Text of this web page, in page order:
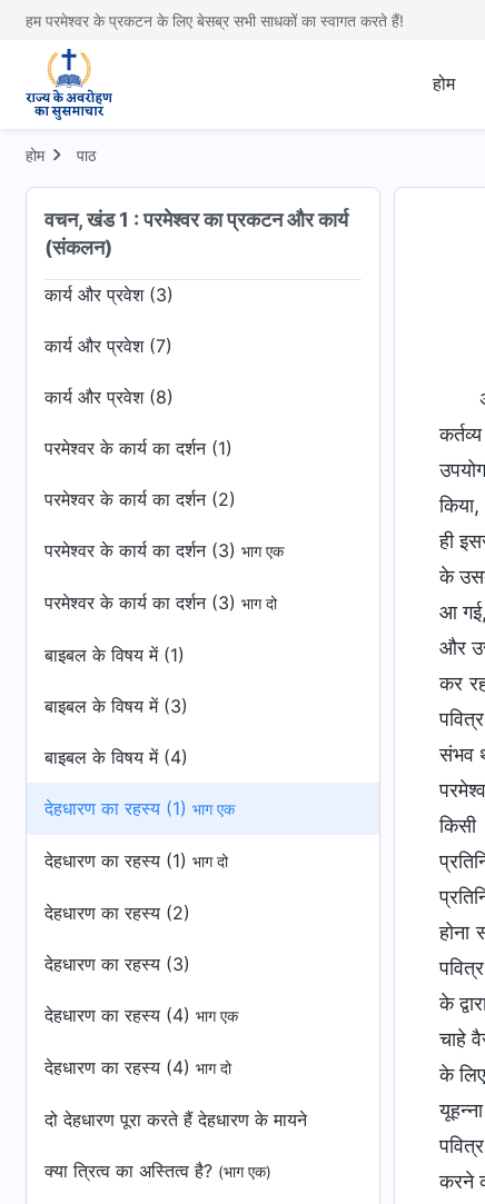
हम परमेश्वर के प्रकटन के लिए बेसब्र सभी साधकों का स्वागत करते हैं!
होम
होम पाठ
वचन, खंड 1 : परमेश्वर का प्रकटन और कार्य
(संकलन)
अपरिवर्तित स्वभाव होना परमेश्वर के साथ शत्रुता
रखना है
परमेश्वर को न जानने वाले सभी लोग परमेश्वर का
विरोध करते हैं
कार्य और प्रवेश (2)
कार्य और प्रवेश (3)
कार्य और प्रवेश (7)
कार्य और प्रवेश (8)
परमेश्वर के कार्य का दर्शन (1)
परमेश्वर के कार्य का दर्शन (2)
परमेश्वर के कार्य का दर्शन (3) भाग एक
परमेश्वर के कार्य का दर्शन (3) भाग दो
बाइबल के विषय में (1)
बाइबल के विषय में (3)
बाइबल के विषय में (4)
देहधारण का रहस्य (1) भाग एक
देहधारण का रहस्य (1) भाग दो
देहधारण का रहस्य (2)
देहधारण का रहस्य (3)
देहधारण का रहस्य (4) भाग एक
देहधारण का रहस्य (4) भाग दो
दो देहधारण पूरा करते हैं देहधारण के मायने
क्या त्रित्व का अस्तित्व है? (भाग एक)
ही
के
आ
और
कर
संभव
होना
के
चाहे
के
करने